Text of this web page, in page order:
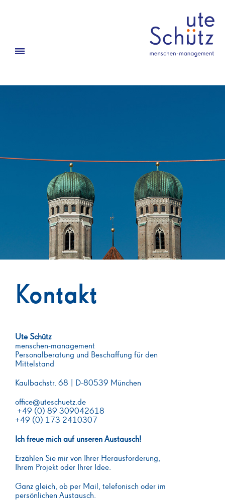
Kontakt
Ute Schütz
menschen-management
Personalberatung und Beschaffung für den
Mittelstand
Kaulbachstr. 68 | D-80539 München
office@uteschuetz.de
+49 (0) 89 309042618
+49 (0) 173 2410307
Ich freue mich auf unseren Austausch!
Erzählen Sie mir von Ihrer Herausforderung,
Ihrem Projekt oder Ihrer Idee.
Ganz gleich, ob per Mail, telefonisch oder im
persönlichen Austausch.